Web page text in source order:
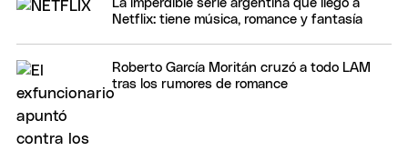
La imperdible serie argentina que llegó a
Netflix: tiene música, romance y fantasía
Roberto García Moritán cruzó a todo LAM
tras los rumores de romance